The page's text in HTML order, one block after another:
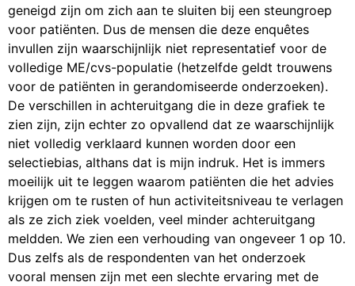
geneigd zijn om zich aan te sluiten bij een steungroep
voor patiënten. Dus de mensen die deze enquêtes
invullen zijn waarschijnlijk niet representatief voor de
volledige ME/cvs-populatie (hetzelfde geldt trouwens
voor de patiënten in gerandomiseerde onderzoeken).
De verschillen in achteruitgang die in deze grafiek te
zien zijn, zijn echter zo opvallend dat ze waarschijnlijk
niet volledig verklaard kunnen worden door een
selectiebias, althans dat is mijn indruk. Het is immers
moeilijk uit te leggen waarom patiënten die het advies
krijgen om te rusten of hun activiteitsniveau te verlagen
als ze zich ziek voelden, veel minder achteruitgang
meldden. We zien een verhouding van ongeveer 1 op 10.
Dus zelfs als de respondenten van het onderzoek
vooral mensen zijn met een slechte ervaring met de